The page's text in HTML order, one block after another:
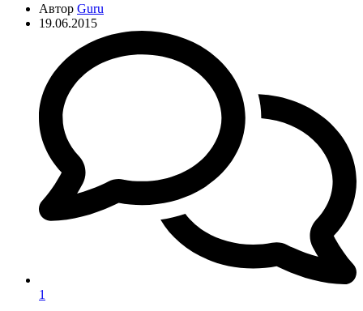
Автор Guru
19.06.2015
1